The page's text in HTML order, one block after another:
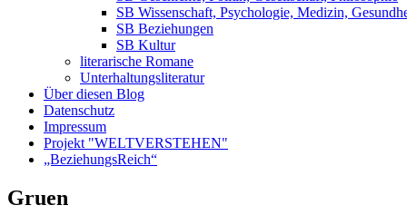
SB Wissenschaft, Psychologie, Medizin,
SB Beziehungen
SB Kultur
literarische Romane
Unterhaltungsliteratur
Über diesen Blog
Datenschutz
Impressum
Projekt "WELTVERSTEHEN"
„BeziehungsReich“
Gruen